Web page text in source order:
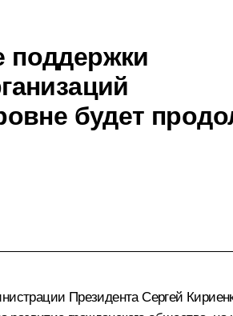
поддержки
будет
Президента Сергей